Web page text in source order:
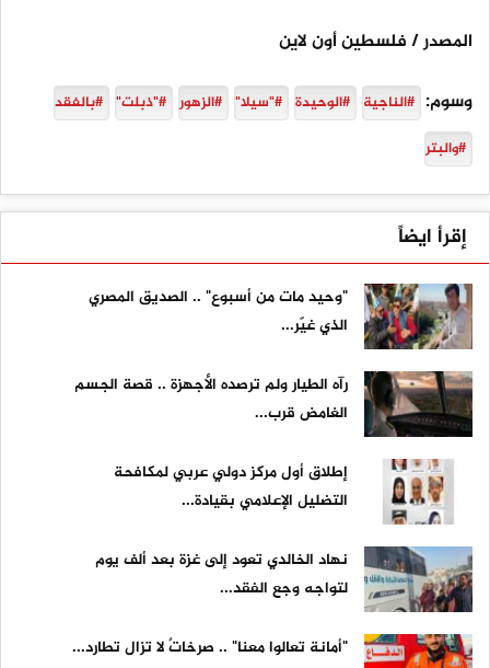
المصدر / فلسطين أون لاين
وسوم: #الناجية #الوحيدة #"سيلا" #الزهور #"ذبلت" #بالفقد
#والبتر
إقرأ ايضاً
"وحيد مات من أسبوع" .. الصديق المصري
الذي غيّر...
رآه الطيار ولم ترصده الأجهزة .. قصة الجسم
الغامض قرب...
إطلاق أول مركز دولي عربي لمكافحة
التضليل الإعلامي بقيادة...
نهاد الخالدي تعود إلى غزة بعد ألف يوم
لتواجه وجع الفقد...
"أمانة تعالوا معنا" .. صرخاتٌ لا تزال تطارد...